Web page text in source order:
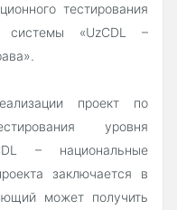
тестирования
системы «UzCDL –
проект по
уровня
– национальные
заключается в
может получить